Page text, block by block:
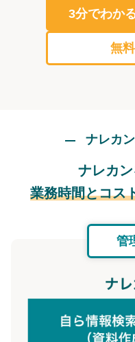
3分でわか
無
ナレカ
ナレカン
業務時間とコス
管